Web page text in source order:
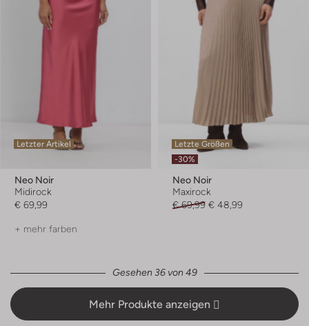
Letzter Artikel
Neo Noir
Midirock
€ 69,99
+ mehr farben
Letzte Größen
-30%
Neo Noir
Maxirock
€ 69,99 € 48,99
Gesehen 36 von 49
Mehr Produkte anzeigen